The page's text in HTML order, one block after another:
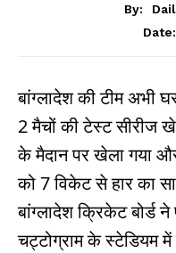
By:
Date:
बांग्लादेश की टीम अभी
2 मैचों की टेस्ट सीरीज
के मैदान पर खेला गया
को 7 विकेट से हार का
बांग्लादेश क्रिकेट बोर्ड
चट्टोग्राम के स्टेडियम